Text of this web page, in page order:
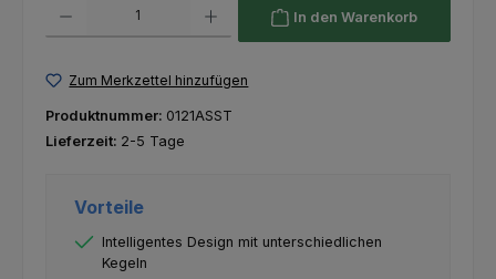
In den Warenkorb
Zum Merkzettel hinzufügen
Produktnummer: 0121ASST
Lieferzeit: 2-5 Tage
Vorteile
Intelligentes Design mit unterschiedlichen
Kegeln